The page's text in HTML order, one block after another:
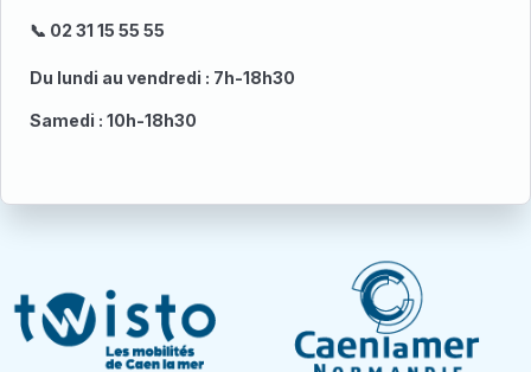
📞 02 31 15 55 55
Du lundi au vendredi : 7h-18h30
Samedi : 10h-18h30